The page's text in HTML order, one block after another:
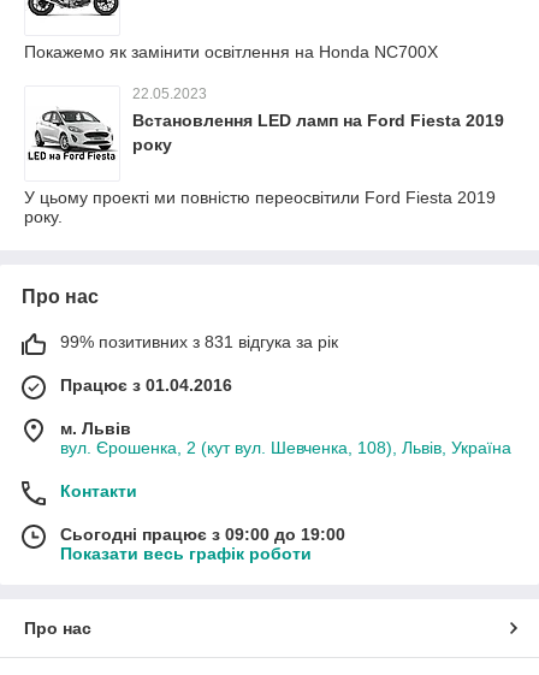
Покажемо як замінити освітлення на Honda NC700X
22.05.2023
Встановлення LED ламп на Ford Fiesta 2019
року
У цьому проекті ми повністю переосвітили Ford Fiesta 2019
року.
Про нас
99% позитивних з 831 відгука за рік
Працює з 01.04.2016
м. Львів
вул. Єрошенка, 2 (кут вул. Шевченка, 108), Львів, Україна
Контакти
Сьогодні працює з 09:00 до 19:00
Показати весь графік роботи
Про нас